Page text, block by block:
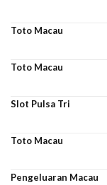
Toto Macau
Toto Macau
Slot Pulsa Tri
Toto Macau
Pengeluaran Macau